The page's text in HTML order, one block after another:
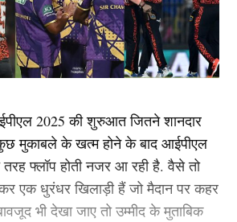
2025 की शुरुआत जितने शानदार
मुकाबले के खत्म होने के बाद आईपीएल
फ्लॉप होती नजर आ रही है. वैसे तो
एक धुरंधर खिलाड़ी हैं जो मैदान पर कहर
भी देखा जाए तो उम्मीद के मुताबिक